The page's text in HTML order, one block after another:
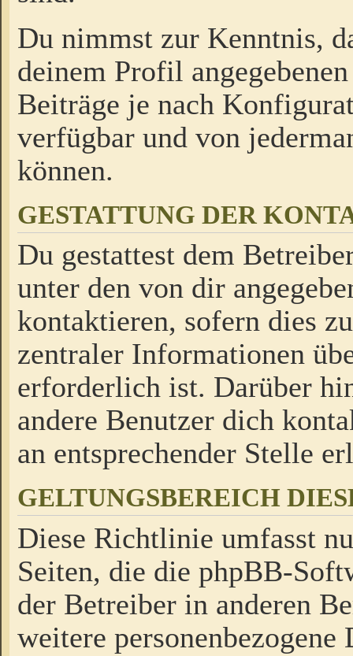
Du nimmst zur Kenntnis,
deinem Profil
Beiträge je nach
verfügbar und von
können.
GESTATTUNG DER
Du gestattest dem
unter den von dir
kontaktieren, sofern dies
zentraler Informationen
erforderlich ist. Darüber
andere Benutzer dich
an entsprechender Stelle
GELTUNGSBEREICH
Diese Richtlinie umfasst
Seiten, die die phpBB-
der Betreiber in anderen
weitere